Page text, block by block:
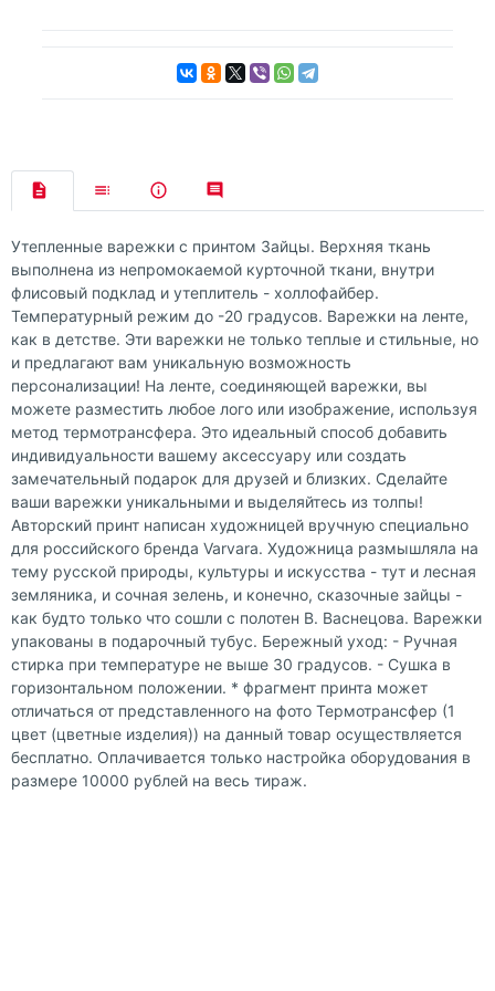
Утепленные варежки с принтом Зайцы. Верхняя ткань
выполнена из непромокаемой курточной ткани, внутри
флисовый подклад и утеплитель - холлофайбер.
Температурный режим до -20 градусов. Варежки на ленте,
как в детстве. Эти варежки не только теплые и стильные, но
и предлагают вам уникальную возможность
персонализации! На ленте, соединяющей варежки, вы
можете разместить любое лого или изображение, используя
метод термотрансфера. Это идеальный способ добавить
индивидуальности вашему аксессуару или создать
замечательный подарок для друзей и близких. Сделайте
ваши варежки уникальными и выделяйтесь из толпы!
Авторский принт написан художницей вручную специально
для российского бренда Varvara. Художница размышляла на
тему русской природы, культуры и искусства - тут и лесная
земляника, и сочная зелень, и конечно, сказочные зайцы -
как будто только что сошли с полотен В. Васнецова. Варежки
упакованы в подарочный тубус. Бережный уход: - Ручная
стирка при температуре не выше 30 градусов. - Сушка в
горизонтальном положении. * фрагмент принта может
отличаться от представленного на фото Термотрансфер (1
цвет (цветные изделия)) на данный товар осуществляется
бесплатно. Оплачивается только настройка оборудования в
размере 10000 рублей на весь тираж.